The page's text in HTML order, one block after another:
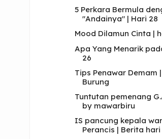
5 Perkara Bermula
"Andainya" | Hari 28
Mood Dilamun Cinta |
Apa Yang Menarik
26
Tips Penawar Demam
Burung
Tuntutan pemenang
by mawarbiru
IS pancung kepala
Perancis | Berita hari